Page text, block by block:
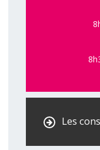
Les